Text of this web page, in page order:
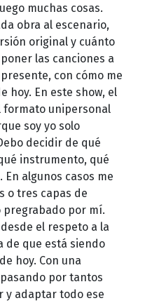
muchas cosas.
obra al escenario,
original y cuánto
las canciones a
con cómo me
hoy. En este show, el
formato unipersonal
soy yo solo
decidir de qué
instrumento, qué
algunos casos me
o tres capas de
pregrabado por mí.
el respeto a la
de que está siendo
hoy. Con una
por tantos
y adaptar todo ese